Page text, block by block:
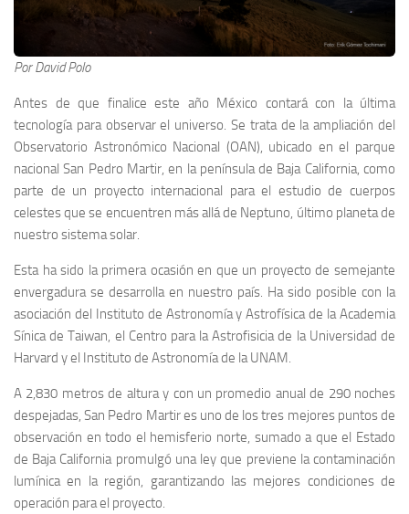
Por David Polo
Antes de que finalice este año México contará con la última
tecnología para observar el universo. Se trata de la ampliación del
Observatorio Astronómico Nacional (OAN), ubicado en el parque
nacional San Pedro Martir, en la península de Baja California, como
parte de un proyecto internacional para el estudio de cuerpos
celestes que se encuentren más allá de Neptuno, último planeta de
nuestro sistema solar.
Esta ha sido la primera ocasión en que un proyecto de semejante
envergadura se desarrolla en nuestro país. Ha sido posible con la
asociación del Instituto de Astronomía y Astrofísica de la Academia
Sínica de Taiwan, el Centro para la Astrofisicia de la Universidad de
Harvard y el Instituto de Astronomía de la UNAM.
A 2,830 metros de altura y con un promedio anual de 290 noches
despejadas, San Pedro Martir es uno de los tres mejores puntos de
observación en todo el hemisferio norte, sumado a que el Estado
de Baja California promulgó una ley que previene la contaminación
lumínica en la región, garantizando las mejores condiciones de
operación para el proyecto.